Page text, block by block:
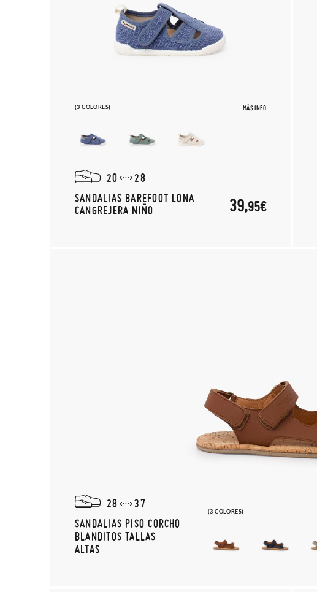
(3 COLORES) MÁS INFO
20
28
SANDALIAS BAREFOOT LONA
CANGREJERA NIÑO
39,95€
(3 COLORES)
28
37
SANDALIAS PISO CORCHO
BLANDITOS TALLAS
ALTAS